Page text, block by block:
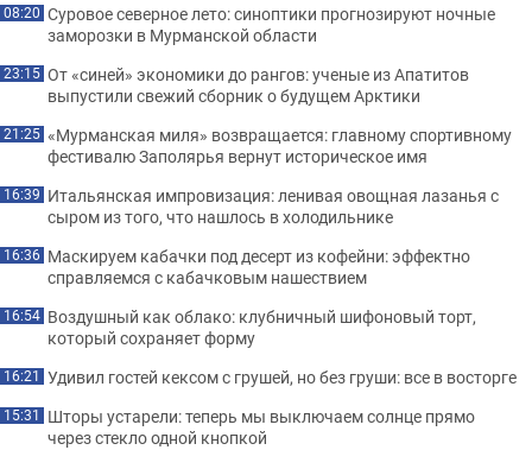
08:20 Суровое северное лето: синоптики прогнозируют ночные
заморозки в Мурманской области
23:15 От «синей» экономики до рангов: ученые из Апатитов
выпустили свежий сборник о будущем Арктики
21:25 «Мурманская миля» возвращается: главному спортивному
фестивалю Заполярья вернут историческое имя
16:39 Итальянская импровизация: ленивая овощная лазанья с
сыром из того, что нашлось в холодильнике
16:36 Маскируем кабачки под десерт из кофейни: эффектно
справляемся с кабачковым нашествием
16:54 Воздушный как облако: клубничный шифоновый торт,
который сохраняет форму
16:21 Удивил гостей кексом с грушей, но без груши: все в восторге
15:31 Шторы устарели: теперь мы выключаем солнце прямо
через стекло одной кнопкой